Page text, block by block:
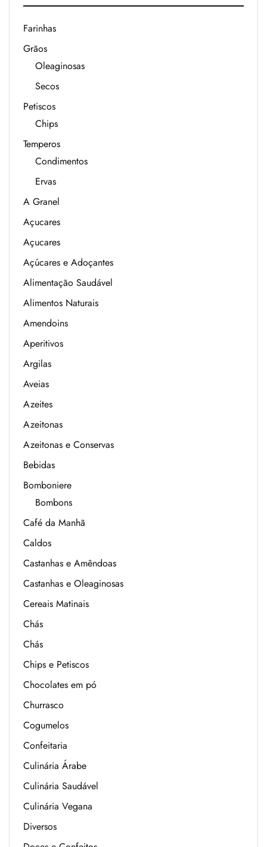
Farinhas
Grãos
Oleaginosas
Secos
Petiscos
Chips
Temperos
Condimentos
Ervas
A Granel
Açucares
Açucares
Açúcares e Adoçantes
Alimentação Saudável
Alimentos Naturais
Amendoins
Aperitivos
Argilas
Aveias
Azeites
Azeitonas
Azeitonas e Conservas
Bebidas
Bomboniere
Bombons
Café da Manhã
Caldos
Castanhas e Amêndoas
Castanhas e Oleaginosas
Cereais Matinais
Chás
Chás
Chips e Petiscos
Chocolates em pó
Churrasco
Cogumelos
Confeitaria
Culinária Árabe
Culinária Saudável
Culinária Vegana
Diversos